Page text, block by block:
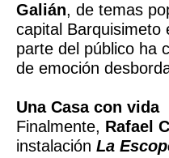
Galián, de temas
capital Barquisimeto
parte del público ha
de emoción
Una Casa con vida
Finalmente, Rafael
instalación La